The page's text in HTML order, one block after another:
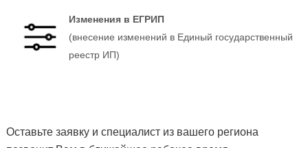
Изменения в ЕГРИП
(внесение изменений в Единый государственный
реестр ИП)
Оставьте заявку и специалист из вашего региона